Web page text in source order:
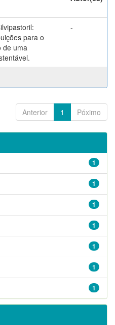
para o
de uma
-
Anterior 1 Póximo
1
1
1
1
1
1
1